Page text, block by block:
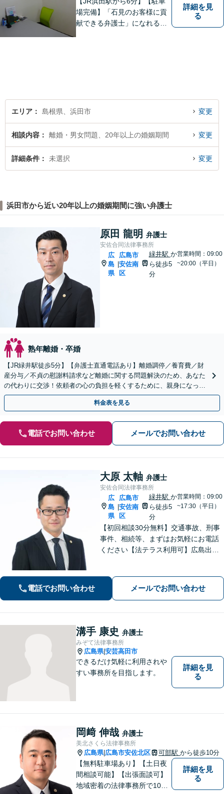
場完備】「石見のお客様に貢
献できる弁護士」になれるよ
詳細を見
る
エリア 島根県、浜田市 変更
相談内容 離婚・男女問題、20年以上の婚姻期間 変更
詳細条件 未選択 変更
浜田市から近い20年以上の婚姻期間に強い弁護士
原田 龍明 弁護士
安佐合同法律事務所
広
島
県
広島市
安佐南
区
緑井駅 か
ら徒歩5
分
営業時間：09:00
~20:00（平日）
熟年離婚・卒婚
【JR緑井駅徒歩5分】【弁護士直通電話あり】離婚調停／養育費／財
産分与／不貞の慰謝料請求など離婚に関する問題解決のため、あなた
の代わりに交渉！依頼者の心の負担を軽くするために、親身になって
サポートします。【完全個室】【子連れ相談可】
料金表を見る
電話でお問い合わせ メールでお問い合わせ
大原 太軸 弁護士
安佐合同法律事務所
広
島
県
広島市
安佐南
区
緑井駅 か
ら徒歩5
分
営業時間：09:00
~17:30（平日）
【初回相談30分無料】交通事故、刑事
事件、相続等、まずはお気軽にお電話
ください【法テラス利用可】広島出
談者さまのお悩みを丁寧にヒアリング
し、徹底的に問題解決へあたります！
電話でお問い合わせ メールでお問い合わせ
溝手 康史 弁護士
みぞて法律事務所
広島県|安芸高田市
できるだけ気軽に利用されや
すい事務所を目指します。
詳細を見
る
岡﨑 伸哉 弁護士
美北さくら法律事務所
広島県| 広島市安佐北区 可部駅 から徒歩10分
【無料駐車場あり】【土日夜
間相談可能】【出張面談可】
地域密着の法律事務所で10年
詳細を見
る